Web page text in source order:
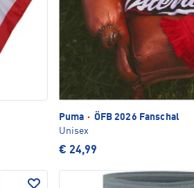
Puma · ÖFB 2026 Fanschal
Unisex
€ 24,99